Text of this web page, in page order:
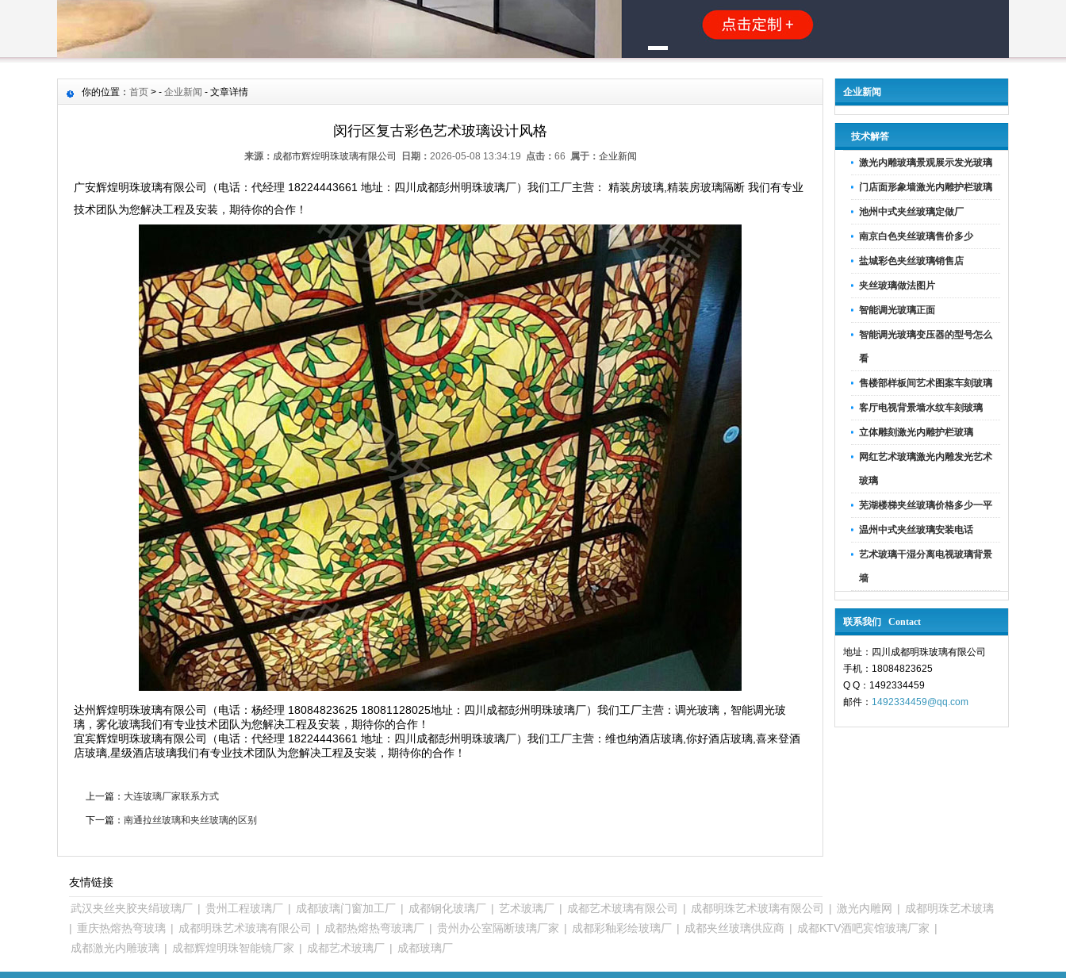
企业新闻
技术解答
激光内雕玻璃景观展示发光玻璃
门店面形象墙激光内雕护栏玻璃
池州中式夹丝玻璃定做厂
南京白色夹丝玻璃售价多少
盐城彩色夹丝玻璃销售店
夹丝玻璃做法图片
智能调光玻璃正面
智能调光玻璃变压器的型号怎么
看
售楼部样板间艺术图案车刻玻璃
客厅电视背景墙水纹车刻玻璃
立体雕刻激光内雕护栏玻璃
网红艺术玻璃激光内雕发光艺术
玻璃
芜湖楼梯夹丝玻璃价格多少一平
温州中式夹丝玻璃安装电话
艺术玻璃干湿分离电视玻璃背景
墙
联系我们 Contact
地址：四川成都明珠玻璃有限公司
手机：18084823625
Q Q：1492334459
邮件： 1492334459@qq.com
你的位置： 首页 > - 企业新闻 - 文章详情
闵行区复古彩色艺术玻璃设计风格
来源： 成都市辉煌明珠玻璃有限公司 日期： 2026-05-08 13:34:19 点击： 66 属于： 企业新闻
广安辉煌明珠玻璃有限公司（电话：代经理 18224443661 地址：四川成都彭州明珠玻璃厂）我们工厂主营： 精装房玻璃,精装房玻璃隔断 我们有专业
技术团队为您解决工程及安装，期待你的合作！
达州辉煌明珠玻璃有限公司（电话：杨经理 18084823625 18081128025地址：四川成都彭州明珠玻璃厂）我们工厂主营：调光玻璃，智能调光玻
璃，雾化玻璃我们有专业技术团队为您解决工程及安装，期待你的合作！
宜宾辉煌明珠玻璃有限公司（电话：代经理 18224443661 地址：四川成都彭州明珠玻璃厂）我们工厂主营：维也纳酒店玻璃,你好酒店玻璃,喜来登酒
店玻璃,星级酒店玻璃我们有专业技术团队为您解决工程及安装，期待你的合作！
上一篇： 大连玻璃厂家联系方式
下一篇： 南通拉丝玻璃和夹丝玻璃的区别
友情链接
武汉夹丝夹胶夹绢玻璃厂 | 贵州工程玻璃厂 | 成都玻璃门窗加工厂 | 成都钢化玻璃厂 | 艺术玻璃厂 | 成都艺术玻璃有限公司 | 成都明珠艺术玻璃有限公司 | 激光内雕网 | 成都明珠艺术玻璃
| 重庆热熔热弯玻璃 | 成都明珠艺术玻璃有限公司 | 成都热熔热弯玻璃厂 | 贵州办公室隔断玻璃厂家 | 成都彩釉彩绘玻璃厂 | 成都夹丝玻璃供应商 | 成都KTV酒吧宾馆玻璃厂家 |
成都激光内雕玻璃 | 成都辉煌明珠智能镜厂家 | 成都艺术玻璃厂 | 成都玻璃厂